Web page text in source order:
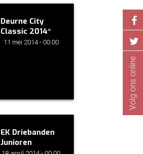
Deurne City
Classic 2014*
11 mei 2014 - 00:00
EK Driebanden
Junioren
Volg ons online